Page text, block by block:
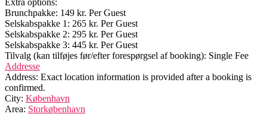
Extra options:
Brunchpakke: 149 kr. Per Guest
Selskabspakke 1: 265 kr. Per Guest
Selskabspakke 2: 295 kr. Per Guest
Selskabspakke 3: 445 kr. Per Guest
Tilvalg (kan tilføjes før/efter forespørgsel af booking): Single Fee
Addresse
Address: Exact location information is provided after a booking is
confirmed.
City: København
Area: Storkøbenhavn